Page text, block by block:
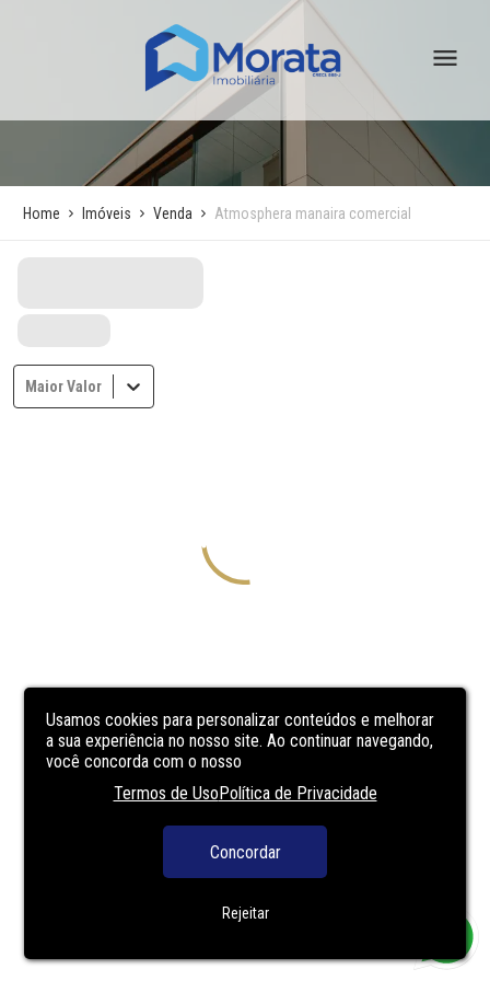
Usamos cookies para personalizar conteúdos e melhorar
a sua experiência no nosso site. Ao continuar navegando,
você concorda com o nosso
Termos de UsoPolítica de Privacidade
Concordar
Rejeitar
Home Imóveis Venda Atmosphera manaira comercial
Maior Valor